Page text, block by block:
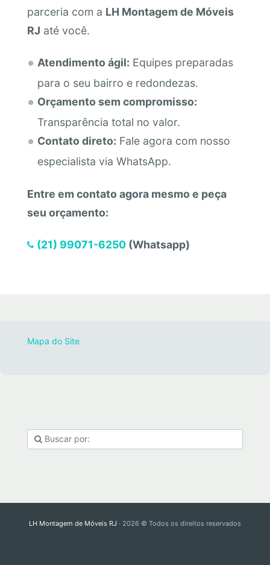
parceria com a LH Montagem de Móveis
RJ até você.
Atendimento ágil: Equipes preparadas
para o seu bairro e redondezas.
Orçamento sem compromisso:
Transparência total no valor.
Contato direto: Fale agora com nosso
especialista via WhatsApp.
Entre em contato agora mesmo e peça
seu orçamento:
(21) 99071-6250(Whatsapp)
Mapa do Site
LH Montagem de Móveis RJ · 2026 © Todos os direitos reservados